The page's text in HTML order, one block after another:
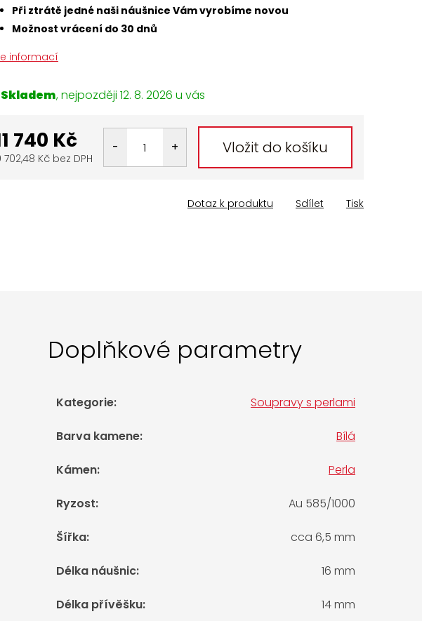
Při ztrátě jedné naši náušnice Vám vyrobíme novou
Možnost vrácení do 30 dnů
informací
Skladem 12. 8. 2026
740 Kč
702,48 Kč bez DPH
Vložit do košíku
Tisk
Dotaz k produktu Sdílet
Doplňkové parametry
Kategorie: Soupravy s perlami
Barva kamene: Bílá
Kámen: Perla
Ryzost: Au 585/1000
Šířka: cca 6,5 mm
Délka náušnic: 16 mm
Délka přívěšku: 14 mm